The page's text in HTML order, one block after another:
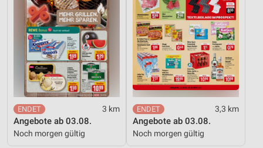
3 km
Angebote ab 03.08.
Noch morgen gültig
3,3 km
Angebote ab 03.08.
Noch morgen gültig